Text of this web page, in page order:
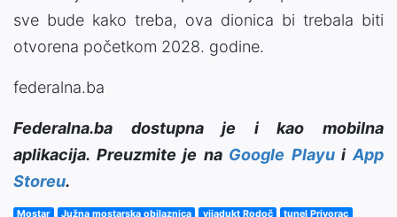
sve bude kako treba, ova dionica bi trebala biti
otvorena početkom 2028. godine.
federalna.ba
Federalna.ba dostupna je i kao mobilna
aplikacija. Preuzmite je na Google PlayuiApp
Storeu.
Mostar Južna mostarska obilaznica vijadukt Rodoč
tunel Privorac